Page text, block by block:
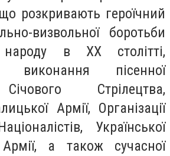
розкривають героїчний
визвольної боротьби
народу в ХХ столітті,
виконання пісенної
Стрілецтва,
Армії, Організації
Української
Армії, а також сучасної